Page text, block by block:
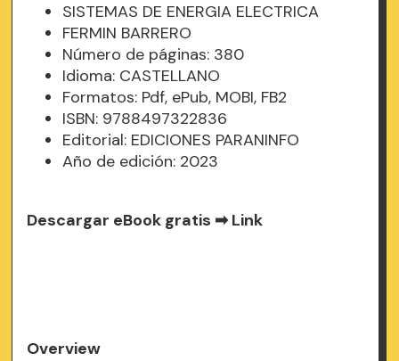
SISTEMAS DE ENERGIA ELECTRICA
FERMIN BARRERO
Número de páginas: 380
Idioma: CASTELLANO
Formatos: Pdf, ePub, MOBI, FB2
ISBN: 9788497322836
Editorial: EDICIONES PARANINFO
Año de edición: 2023
Descargar eBook gratis ➡Link
Overview